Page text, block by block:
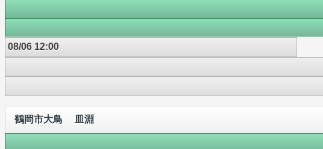
08/06 12:00
鶴岡市大鳥 皿淵